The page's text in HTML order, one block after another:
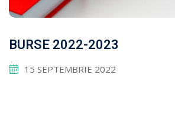
BURSE 2022-2023
15 SEPTEMBRIE 2022